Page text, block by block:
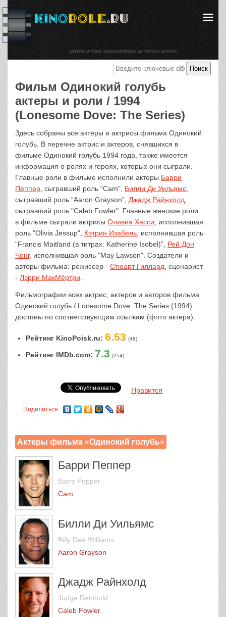
Фильм Одинокий голубь
актеры и роли / 1994
(Lonesome Dove: The Series)
Здесь собраны все актеры и актрисы фильма Одинокий
голубь. В перечне актрис и актеров, снявшихся в
фильме Одинокий голубь 1994 года, также имеется
информация о ролях и героях, которых они сыграли.
Главные роли в фильме исполнили актеры Барри
Пеппер , сыгравший роль "Cam", Билли Ди Уильямс
сыгравший роль "Aaron Grayson", Джадж Райнхолд
сыгравший роль "Caleb Fowler". Главные женские роли
в фильме сыграли актрисы Оливия Хасси , исполнившая
роль "Olivia Jessup", Кэтрин Изабель , исполнившая роль
"Francis Maitland (в титрах: Katherine Isobel)", Рей Дон
Чонг, исполнившая роль "May Lawson". Создатели и
авторы фильма: режиссер - Стюарт Гиллард , сценарист
- Лэрри МакМёртри
Фильмографии всех актрис, актеров и авторов фильма
Одинокий голубь / Lonesome Dove: The Series (1994)
достпны по соответствующим ссылкам (фото актера).
Рейтинг KinoPoisk.ru: 6.53 (46)
Рейтинг IMDb.com: 7.3 (254)
Нравится
Поделиться
Актеры фильма «Одинокий голубь»
Барри Пеппер
Barry Pepper
Cam
Билли Ди Уильямс
Billy Dee Williams
Aaron Grayson
Джадж Райнхолд
Judge Reinhold
Caleb Fowler
АКТЕРЫ И РОЛИ. ФИЛЬМОГРАФИИ АКТЕРОВ И АКТРИС.